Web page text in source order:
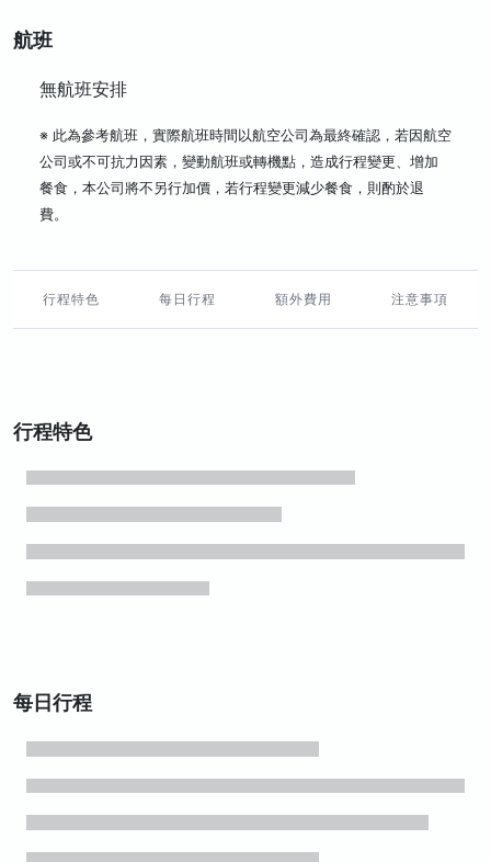
航班
無航班安排
※ 此為參考航班，實際航班時間以航空公司為最終確認，若因航空
公司或不可抗力因素，變動航班或轉機點，造成行程變更、增加
餐食，本公司將不另行加價，若行程變更減少餐食，則酌於退
費。
行程特色 每日行程 額外費用 注意事項
行程特色
每日行程